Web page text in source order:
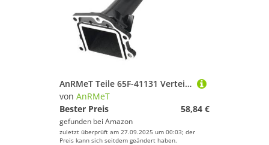
AnRMeT Teile 65F-41131 Verteiler Auspuff for YA Außenbordmotor Par Hid Seap HDX 2T 9,9 HP 15HP;63V-41131 T15-04000027 Zubehör
von AnRMeT
Bester Preis
58,84 €
gefunden bei Amazon
zuletzt überprüft am 27.09.2025 um 00:03; der
Preis kann sich seitdem geändert haben.